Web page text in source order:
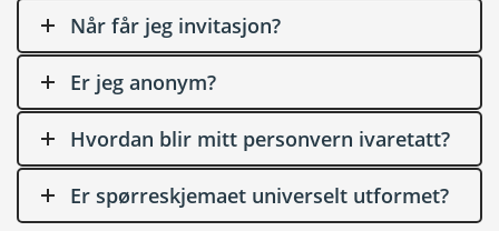
Når får jeg invitasjon?
Er jeg anonym?
Hvordan blir mitt personvern ivaretatt?
Er spørreskjemaet universelt utformet?